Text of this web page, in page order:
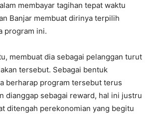
membayar tagihan tepat waktu
Banjar membuat dirinya terpilih
program ini.
membuat dia sebagai pelanggan turut
tersebut. Sebagai bentuk
berharap program tersebut terus
dianggap sebagai reward, hal ini justru
ditengah perekonomian yang begitu